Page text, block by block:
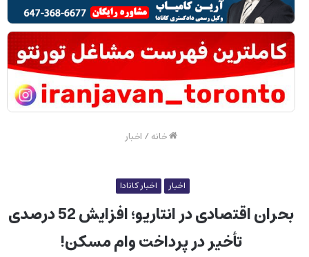
خانه/ اخبار
اخبار اخبار کانادا
بحران اقتصادی در انتاریو؛ افزایش 52 درصدی
تأخیر در پرداخت وام مسکن!